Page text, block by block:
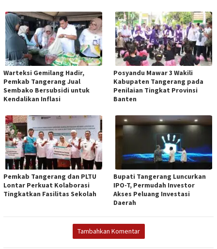
Warteksi Gemilang Hadir,
Pemkab Tangerang Jual
Sembako Bersubsidi untuk
Kendalikan Inflasi
Posyandu Mawar 3 Wakili
Kabupaten Tangerang pada
Penilaian Tingkat Provinsi
Banten
Pemkab Tangerang dan PLTU
Lontar Perkuat Kolaborasi
Tingkatkan Fasilitas Sekolah
Bupati Tangerang Luncurkan
IPO-T, Permudah Investor
Akses Peluang Investasi
Daerah
Tambahkan Komentar